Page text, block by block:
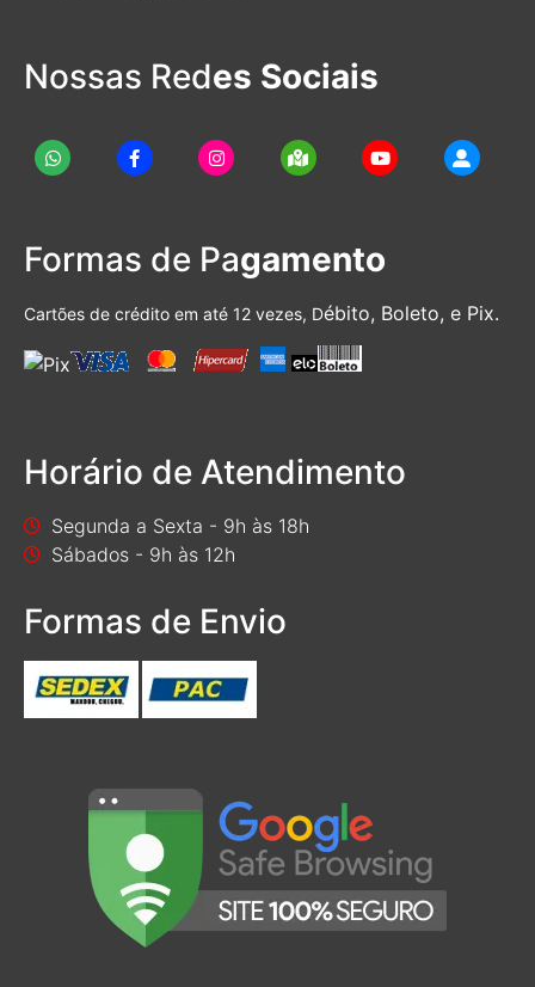
Nossas Redes Sociais
Formas de Pagamento
Cartões de crédito em até 12 vezes, Débito, Boleto, e Pix.
Horário de Atendimento
Segunda a Sexta - 9h às 18h
Sábados - 9h às 12h
Formas de Envio